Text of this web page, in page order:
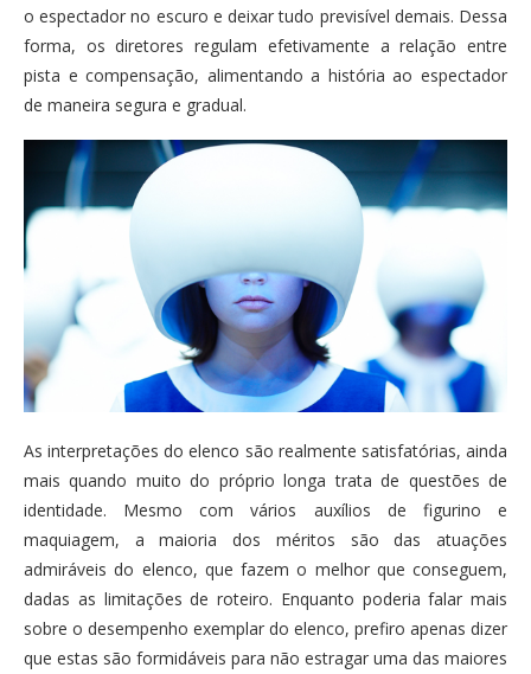
o espectador no escuro e deixar tudo previsível demais. Dessa
forma, os diretores regulam efetivamente a relação entre
pista e compensação, alimentando a história ao espectador
de maneira segura e gradual.
As interpretações do elenco são realmente satisfatórias, ainda
mais quando muito do próprio longa trata de questões de
identidade. Mesmo com vários auxílios de figurino e
maquiagem, a maioria dos méritos são das atuações
admiráveis do elenco, que fazem o melhor que conseguem,
dadas as limitações de roteiro. Enquanto poderia falar mais
sobre o desempenho exemplar do elenco, prefiro apenas dizer
que estas são formidáveis para não estragar uma das maiores